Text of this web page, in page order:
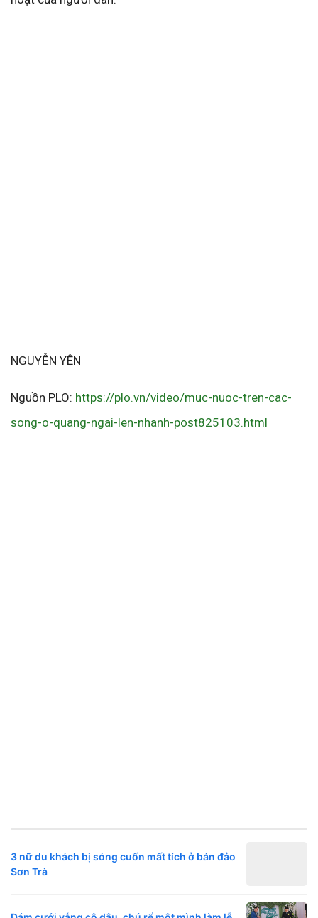
NGUYỄN YÊN
Nguồn PLO: https://plo.vn/video/muc-nuoc-tren-cac-
song-o-quang-ngai-len-nhanh-post825103.html
3 nữ du khách bị sóng cuốn mất tích ở bán đảo
Sơn Trà